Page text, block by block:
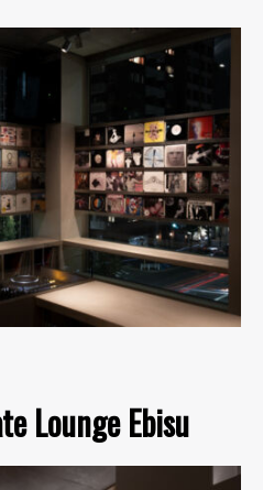
Lounge Ebisu